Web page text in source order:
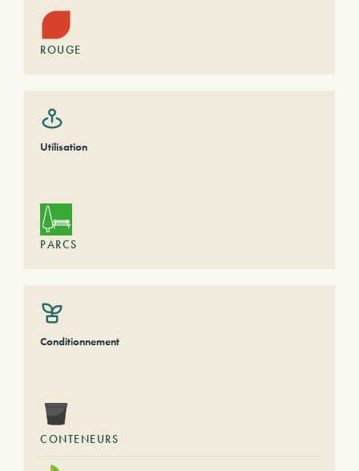
ROUGE
Utilisation
PARCS
Conditionnement
CONTENEURS